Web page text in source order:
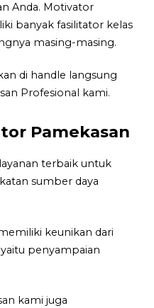
Anda. Motivator
banyak fasilitator kelas
masing-masing.
di handle langsung
Profesional kami.
Pamekasan
terbaik untuk
sumber daya
keunikan dari
penyampaian
kami juga